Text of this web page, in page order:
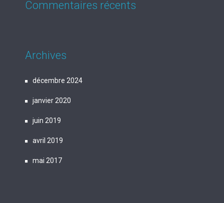
Commentaires récents
Archives
décembre 2024
janvier 2020
juin 2019
avril 2019
mai 2017